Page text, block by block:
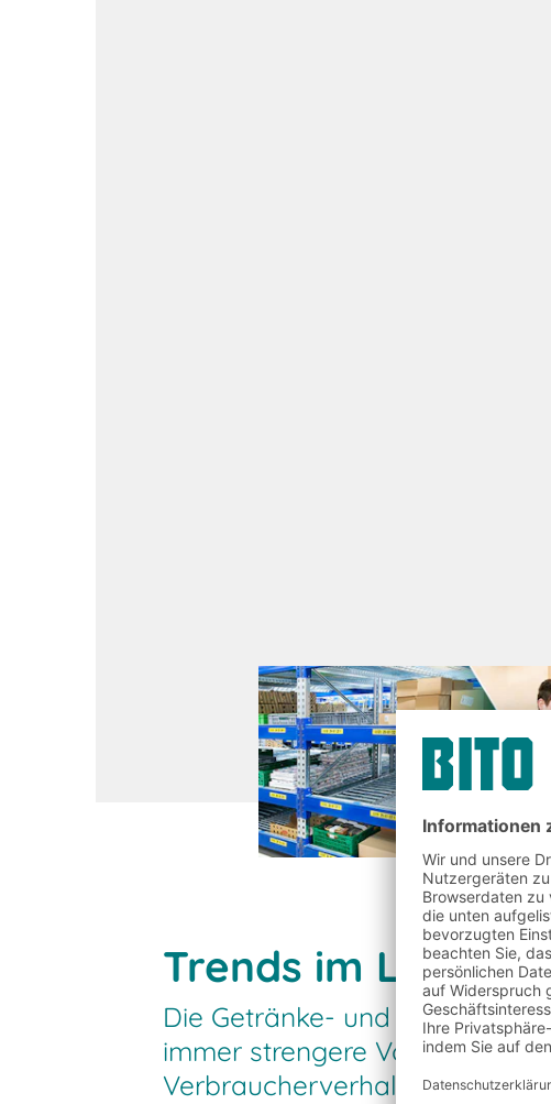
Die Lösung
Trends im
Die Getränke- und
immer strengere Vorschriften
Verbraucherverhalten und